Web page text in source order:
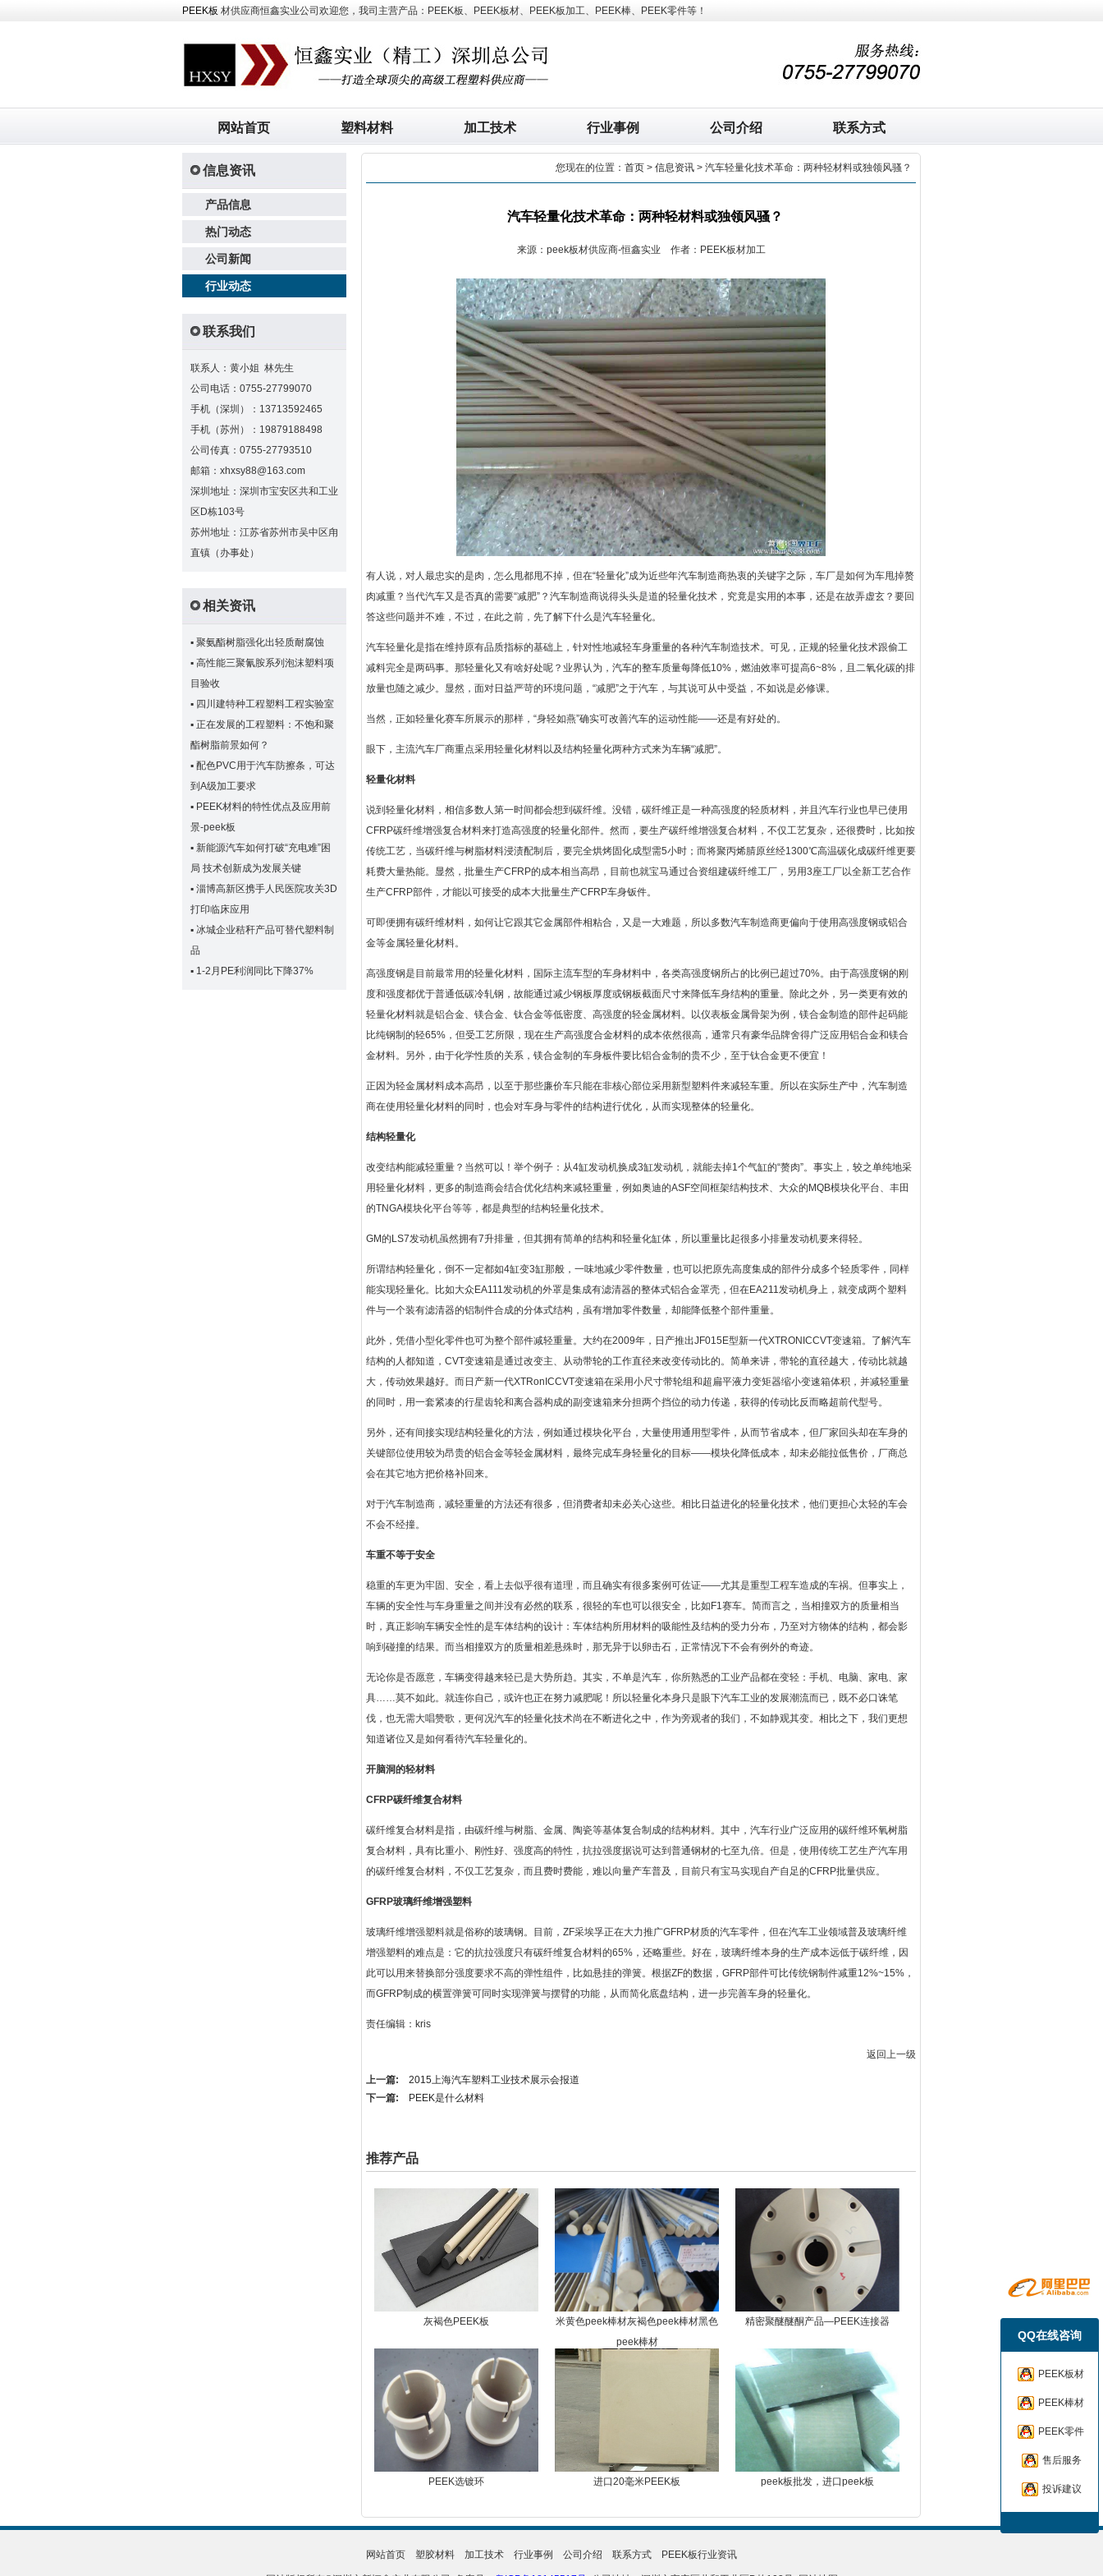
PEEK板 材供应商恒鑫实业公司欢迎您，我司主营产品：PEEK板、PEEK板材、PEEK板加工、PEEK棒、PEEK零件等！
网站首页 塑料材料 加工技术 行业事例 公司介绍 联系方式
信息资讯
产品信息
热门动态
公司新闻
行业动态
联系我们
联系人：黄小姐 林先生
公司电话：0755-27799070
手机（深圳）：13713592465
手机（苏州）：19879188498
公司传真：0755-27793510
邮箱：xhxsy88@163.com
深圳地址：深圳市宝安区共和工业
区D栋103号
苏州地址：江苏省苏州市吴中区甪
直镇（办事处）
相关资讯
▪ 聚氨酯树脂强化出轻质耐腐蚀
▪ 高性能三聚氰胺系列泡沫塑料项
目验收
▪ 四川建特种工程塑料工程实验室
▪ 正在发展的工程塑料：不饱和聚
酯树脂前景如何？
▪ 配色PVC用于汽车防擦条，可达
到A级加工要求
▪ PEEK材料的特性优点及应用前
景-peek板
▪ 新能源汽车如何打破“充电难”困
局 技术创新成为发展关键
▪ 淄博高新区携手人民医院攻关3D
打印临床应用
▪ 冰城企业秸秆产品可替代塑料制
品
▪ 1-2月PE利润同比下降37%
您现在的位置： 首页 > 信息资讯 > 汽车轻量化技术革命：两种轻材料或独领风骚？
汽车轻量化技术革命：两种轻材料或独领风骚？
来源：peek板材供应商-恒鑫实业 作者：PEEK板材加工
有人说，对人最忠实的是肉，怎么甩都甩不掉，但在“轻量化”成为近些年汽车制造商热衷的关键字之际，车厂是如何为车甩掉赘
肉减重？当代汽车又是否真的需要“减肥”？汽车制造商说得头头是道的轻量化技术，究竟是实用的本事，还是在故弄虚玄？要回
答这些问题并不难，不过，在此之前，先了解下什么是汽车轻量化。
汽车轻量化是指在维持原有品质指标的基础上，针对性地减轻车身重量的各种汽车制造技术。可见，正规的轻量化技术跟偷工
减料完全是两码事。那轻量化又有啥好处呢？业界认为，汽车的整车质量每降低10%，燃油效率可提高6~8%，且二氧化碳的排
放量也随之减少。显然，面对日益严苛的环境问题，“减肥”之于汽车，与其说可从中受益，不如说是必修课。
当然，正如轻量化赛车所展示的那样，“身轻如燕”确实可改善汽车的运动性能——还是有好处的。
眼下，主流汽车厂商重点采用轻量化材料以及结构轻量化两种方式来为车辆“减肥”。
轻量化材料
说到轻量化材料，相信多数人第一时间都会想到碳纤维。没错，碳纤维正是一种高强度的轻质材料，并且汽车行业也早已使用
CFRP碳纤维增强复合材料来打造高强度的轻量化部件。然而，要生产碳纤维增强复合材料，不仅工艺复杂，还很费时，比如按
传统工艺，当碳纤维与树脂材料浸渍配制后，要完全烘烤固化成型需5小时；而将聚丙烯腈原丝经1300℃高温碳化成碳纤维更要
耗费大量热能。显然，批量生产CFRP的成本相当高昂，目前也就宝马通过合资组建碳纤维工厂，另用3座工厂以全新工艺合作
生产CFRP部件，才能以可接受的成本大批量生产CFRP车身钣件。
可即便拥有碳纤维材料，如何让它跟其它金属部件相粘合，又是一大难题，所以多数汽车制造商更偏向于使用高强度钢或铝合
金等金属轻量化材料。
高强度钢是目前最常用的轻量化材料，国际主流车型的车身材料中，各类高强度钢所占的比例已超过70%。由于高强度钢的刚
度和强度都优于普通低碳冷轧钢，故能通过减少钢板厚度或钢板截面尺寸来降低车身结构的重量。除此之外，另一类更有效的
轻量化材料就是铝合金、镁合金、钛合金等低密度、高强度的轻金属材料。以仪表板金属骨架为例，镁合金制造的部件起码能
比纯钢制的轻65%，但受工艺所限，现在生产高强度合金材料的成本依然很高，通常只有豪华品牌舍得广泛应用铝合金和镁合
金材料。另外，由于化学性质的关系，镁合金制的车身板件要比铝合金制的贵不少，至于钛合金更不便宜！
正因为轻金属材料成本高昂，以至于那些廉价车只能在非核心部位采用新型塑料件来减轻车重。所以在实际生产中，汽车制造
商在使用轻量化材料的同时，也会对车身与零件的结构进行优化，从而实现整体的轻量化。
结构轻量化
改变结构能减轻重量？当然可以！举个例子：从4缸发动机换成3缸发动机，就能去掉1个气缸的“赘肉”。事实上，较之单纯地采
用轻量化材料，更多的制造商会结合优化结构来减轻重量，例如奥迪的ASF空间框架结构技术、大众的MQB模块化平台、丰田
的TNGA模块化平台等等，都是典型的结构轻量化技术。
GM的LS7发动机虽然拥有7升排量，但其拥有简单的结构和轻量化缸体，所以重量比起很多小排量发动机要来得轻。
所谓结构轻量化，倒不一定都如4缸变3缸那般，一味地减少零件数量，也可以把原先高度集成的部件分成多个轻质零件，同样
能实现轻量化。比如大众EA111发动机的外罩是集成有滤清器的整体式铝合金罩壳，但在EA211发动机身上，就变成两个塑料
件与一个装有滤清器的铝制件合成的分体式结构，虽有增加零件数量，却能降低整个部件重量。
此外，凭借小型化零件也可为整个部件减轻重量。大约在2009年，日产推出JF015E型新一代XTRONICCVT变速箱。了解汽车
结构的人都知道，CVT变速箱是通过改变主、从动带轮的工作直径来改变传动比的。简单来讲，带轮的直径越大，传动比就越
大，传动效果越好。而日产新一代XTRonICCVT变速箱在采用小尺寸带轮组和超扁平液力变矩器缩小变速箱体积，并减轻重量
的同时，用一套紧凑的行星齿轮和离合器构成的副变速箱来分担两个挡位的动力传递，获得的传动比反而略超前代型号。
另外，还有间接实现结构轻量化的方法，例如通过模块化平台，大量使用通用型零件，从而节省成本，但厂家回头却在车身的
关键部位使用较为昂贵的铝合金等轻金属材料，最终完成车身轻量化的目标——模块化降低成本，却未必能拉低售价，厂商总
会在其它地方把价格补回来。
对于汽车制造商，减轻重量的方法还有很多，但消费者却未必关心这些。相比日益进化的轻量化技术，他们更担心太轻的车会
不会不经撞。
车重不等于安全
稳重的车更为牢固、安全，看上去似乎很有道理，而且确实有很多案例可佐证——尤其是重型工程车造成的车祸。但事实上，
车辆的安全性与车身重量之间并没有必然的联系，很轻的车也可以很安全，比如F1赛车。简而言之，当相撞双方的质量相当
时，真正影响车辆安全性的是车体结构的设计：车体结构所用材料的吸能性及结构的受力分布，乃至对方物体的结构，都会影
响到碰撞的结果。而当相撞双方的质量相差悬殊时，那无异于以卵击石，正常情况下不会有例外的奇迹。
无论你是否愿意，车辆变得越来轻已是大势所趋。其实，不单是汽车，你所熟悉的工业产品都在变轻：手机、电脑、家电、家
具……莫不如此。就连你自己，或许也正在努力减肥呢！所以轻量化本身只是眼下汽车工业的发展潮流而已，既不必口诛笔
伐，也无需大唱赞歌，更何况汽车的轻量化技术尚在不断进化之中，作为旁观者的我们，不如静观其变。相比之下，我们更想
知道诸位又是如何看待汽车轻量化的。
开脑洞的轻材料
CFRP碳纤维复合材料
碳纤维复合材料是指，由碳纤维与树脂、金属、陶瓷等基体复合制成的结构材料。其中，汽车行业广泛应用的碳纤维环氧树脂
复合材料，具有比重小、刚性好、强度高的特性，抗拉强度据说可达到普通钢材的七至九倍。但是，使用传统工艺生产汽车用
的碳纤维复合材料，不仅工艺复杂，而且费时费能，难以向量产车普及，目前只有宝马实现自产自足的CFRP批量供应。
GFRP玻璃纤维增强塑料
玻璃纤维增强塑料就是俗称的玻璃钢。目前，ZF采埃孚正在大力推广GFRP材质的汽车零件，但在汽车工业领域普及玻璃纤维
增强塑料的难点是：它的抗拉强度只有碳纤维复合材料的65%，还略重些。好在，玻璃纤维本身的生产成本远低于碳纤维，因
此可以用来替换部分强度要求不高的弹性组件，比如悬挂的弹簧。根据ZF的数据，GFRP部件可比传统钢制件减重12%~15%，
而GFRP制成的横置弹簧可同时实现弹簧与摆臂的功能，从而简化底盘结构，进一步完善车身的轻量化。
责任编辑：kris
返回上一级
上一篇: 2015上海汽车塑料工业技术展示会报道
下一篇: PEEK是什么材料
推荐产品
灰褐色PEEK板
米黄色peek棒材灰褐色peek棒材黑色
peek棒材
精密聚醚醚酮产品—PEEK连接器
PEEK选镀环 进口20毫米PEEK板 peek板批发，进口peek板
网站首页 塑胶材料 加工技术 行业事例 公司介绍 联系方式 PEEK板行业资讯
QQ在线咨询
PEEK板材
PEEK棒材
PEEK零件
售后服务
投诉建议